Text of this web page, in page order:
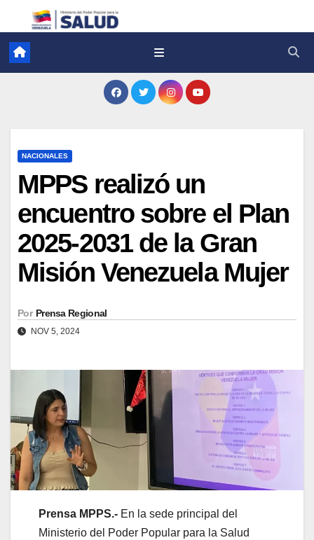
NACIONALES
MPPS realizó un
encuentro sobre el Plan
2025-2031 de la Gran
Misión Venezuela Mujer
Por Prensa Regional
NOV 5, 2024
Prensa MPPS.- En la sede principal del
Ministerio del Poder Popular para la Salud